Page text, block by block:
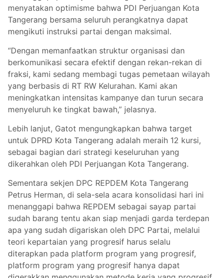
menyatakan optimisme bahwa PDI Perjuangan Kota
Tangerang bersama seluruh perangkatnya dapat
mengikuti instruksi partai dengan maksimal.
“Dengan memanfaatkan struktur organisasi dan
berkomunikasi secara efektif dengan rekan-rekan di
fraksi, kami sedang membagi tugas pemetaan wilayah
yang berbasis di RT RW Kelurahan. Kami akan
meningkatkan intensitas kampanye dan turun secara
menyeluruh ke tingkat bawah,” jelasnya.
Lebih lanjut, Gatot mengungkapkan bahwa target
untuk DPRD Kota Tangerang adalah meraih 12 kursi,
sebagai bagian dari strategi keseluruhan yang
dikerahkan oleh PDI Perjuangan Kota Tangerang.
Sementara sekjen DPC REPDEM Kota Tangerang
Petrus Herman, di sela-sela acara konsolidasi hari ini
menanggapi bahwa REPDEM sebagai sayap partai
sudah barang tentu akan siap menjadi garda terdepan
apa yang sudah digariskan oleh DPC Partai, melalui
teori kepartaian yang progresif harus selalu
diterapkan pada platform program yang progresif,
platform program yang progresif hanya dapat